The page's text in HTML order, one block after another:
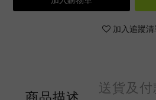
加入追蹤清
送貨及付